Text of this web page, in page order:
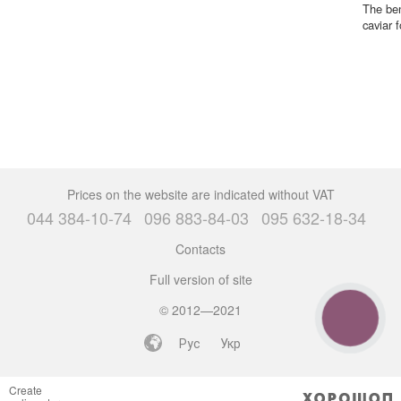
The
caviar
Prices on the website are indicated without VAT
044 384-10-74 096 883-84-03 095 632-18-34
Contacts
Full version of site
© 2012—2021
Рус
Укр
Create